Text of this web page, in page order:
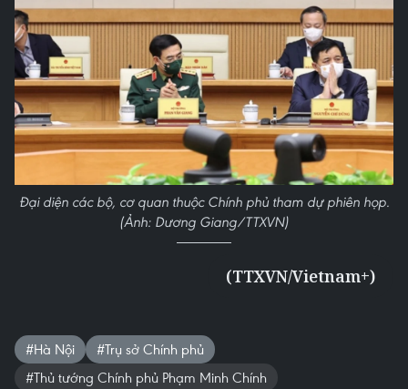
Đại diện các bộ, cơ quan thuộc Chính phủ tham dự phiên họp.
(Ảnh: Dương Giang/TTXVN)
(TTXVN/Vietnam+)
#Hà Nội
#Trụ sở Chính phủ
#Thủ tướng Chính phủ Phạm Minh Chính